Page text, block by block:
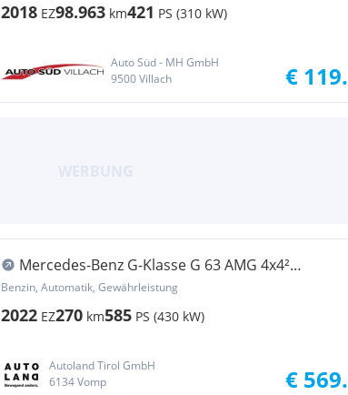
2018 EZ98.963 km421 PS (310 kW)
Auto Süd - MH GmbH
9500 Villach
€
Mercedes-Benz G-Klasse G 63 AMG 4x4²
limitiertes Sondermodell!
Benzin, Automatik, Gewährleistung
2022 EZ270 km585 PS (430 kW)
Autoland Tirol GmbH
6134 Vomp
€